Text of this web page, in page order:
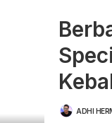
POSTED
ADHI